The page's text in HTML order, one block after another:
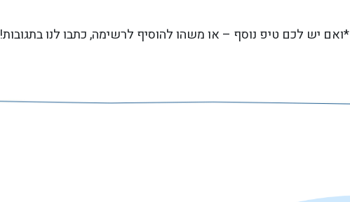
*ואם יש לכם טיפ נוסף – או משהו להוסיף לרשימה, כתבו לנו בתגובות!